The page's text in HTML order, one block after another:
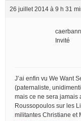
26 juillet 2014 à 9 h 31
Invité
J’ai enfin vu We Want
(paternaliste,
mais ce ne sera jamais
Roussopoulos sur les
militantes Christiane et